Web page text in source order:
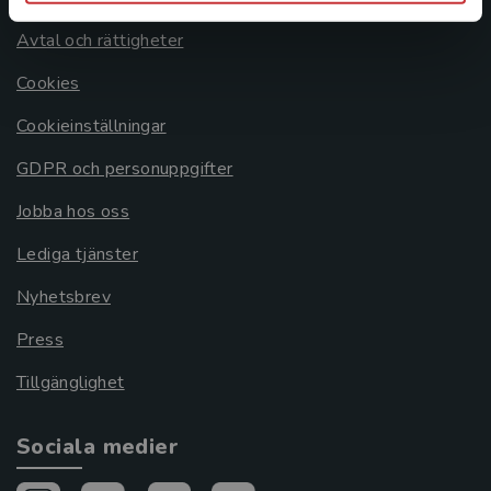
Avtal och rättigheter
Cookies
Cookieinställningar
GDPR och personuppgifter
Jobba hos oss
Lediga tjänster
Nyhetsbrev
Press
Tillgänglighet
Sociala medier